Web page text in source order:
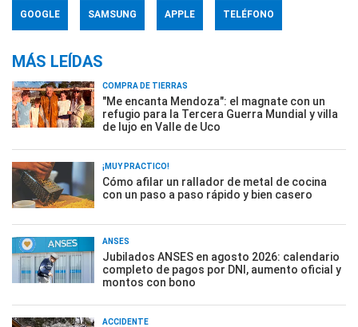
GOOGLE SAMSUNG APPLE TELÉFONO
MÁS LEÍDAS
COMPRA DE TIERRAS
"Me encanta Mendoza": el magnate con un
refugio para la Tercera Guerra Mundial y villa
de lujo en Valle de Uco
¡MUY PRÁCTICO!
Cómo afilar un rallador de metal de cocina
con un paso a paso rápido y bien casero
ANSES
Jubilados ANSES en agosto 2026: calendario
completo de pagos por DNI, aumento oficial y
montos con bono
ACCIDENTE